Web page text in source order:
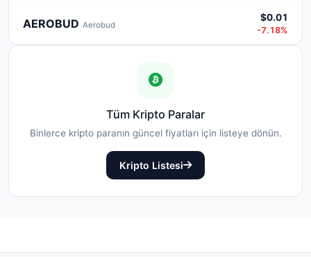
AEROBUD Aerobud
$0.01
-7.18%
Tüm Kripto Paralar
Binlerce kripto paranın güncel fiyatları için listeye dönün.
Kripto Listesi